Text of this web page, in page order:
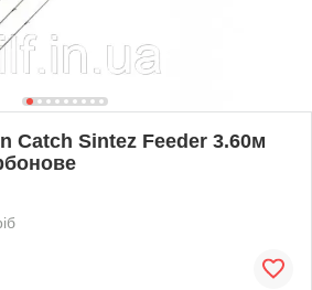
Catch Sintеz Feeder 3.60м